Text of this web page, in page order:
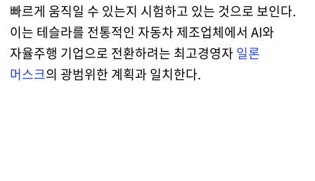
빠르게 움직일 수 있는지 시험하고 있는 것으로 보인다.
이는 테슬라를 전통적인 자동차 제조업체에서 AI와
자율주행 기업으로 전환하려는 최고경영자 일론
머스크의 광범위한 계획과 일치한다.